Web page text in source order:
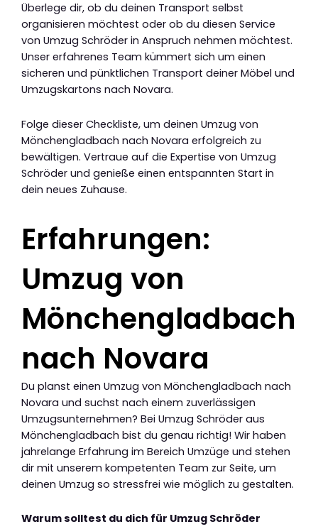
Überlege dir, ob du deinen Transport selbst
organisieren möchtest oder ob du diesen Service
von Umzug Schröder in Anspruch nehmen möchtest.
Unser erfahrenes Team kümmert sich um einen
sicheren und pünktlichen Transport deiner Möbel und
Umzugskartons nach Novara.
Folge dieser Checkliste, um deinen Umzug von
Mönchengladbach nach Novara erfolgreich zu
bewältigen. Vertraue auf die Expertise von Umzug
Schröder und genieße einen entspannten Start in
dein neues Zuhause.
Erfahrungen:
Umzug von
Mönchengladbach
nach Novara
Du planst einen Umzug von Mönchengladbach nach
Novara und suchst nach einem zuverlässigen
Umzugsunternehmen? Bei Umzug Schröder aus
Mönchengladbach bist du genau richtig! Wir haben
jahrelange Erfahrung im Bereich Umzüge und stehen
dir mit unserem kompetenten Team zur Seite, um
deinen Umzug so stressfrei wie möglich zu gestalten.
Warum solltest du dich für Umzug Schröder